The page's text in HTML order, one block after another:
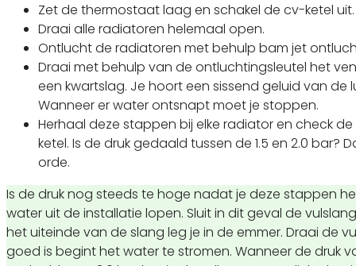
Zet de thermostaat laag en schakel de cv-ketel uit.
Draai alle radiatoren helemaal open.
Ontlucht de radiatoren met behulp bam jet
Draai met behulp van de ontluchtingsleutel het
een kwartslag. Je hoort een sissend geluid van de
Wanneer er water ontsnapt moet je stoppen.
Herhaal deze stappen bij elke radiator en check
ketel. Is de druk gedaald tussen de 1.5 en 2.0 bar?
orde.
Is de druk nog steeds te hoge nadat je deze stappen
water uit de installatie lopen. Sluit in dit geval de
het uiteinde van de slang leg je in de emmer. Draai de
goed is begint het water te stromen. Wanneer de druk